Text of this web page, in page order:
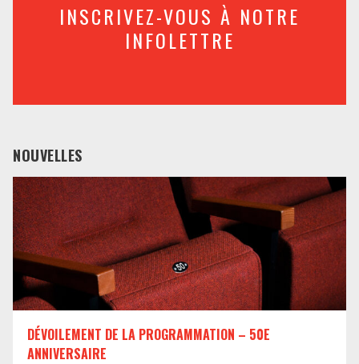
INSCRIVEZ-VOUS À NOTRE
INFOLETTRE
NOUVELLES
DÉVOILEMENT DE LA PROGRAMMATION – 50E
ANNIVERSAIRE